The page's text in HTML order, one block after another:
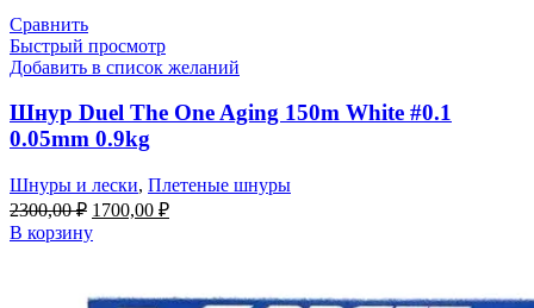
Сравнить
Быстрый просмотр
Добавить в список желаний
Шнур Duel The One Aging 150m White #0.1
0.05mm 0.9kg
Шнуры и лески, Плетеные шнуры
2300,00₽ 1700,00 ₽
В корзину